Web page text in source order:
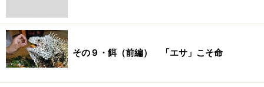
その９・餌（前編） 「エサ」こそ命